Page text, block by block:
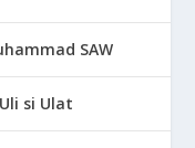
SAW
si Ulat